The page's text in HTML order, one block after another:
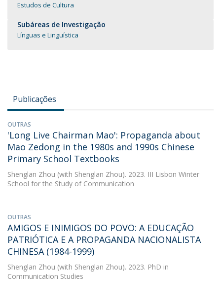
Estudos de Cultura
Subáreas de Investigação
Línguas e Linguística
Publicações
OUTRAS
'Long Live Chairman Mao': Propaganda about
Mao Zedong in the 1980s and 1990s Chinese
Primary School Textbooks
Shenglan Zhou (with Shenglan Zhou). 2023. III Lisbon Winter
School for the Study of Communication
OUTRAS
AMIGOS E INIMIGOS DO POVO: A EDUCAÇÃO
PATRIÓTICA E A PROPAGANDA NACIONALISTA
CHINESA (1984-1999)
Shenglan Zhou (with Shenglan Zhou). 2023. PhD in
Communication Studies